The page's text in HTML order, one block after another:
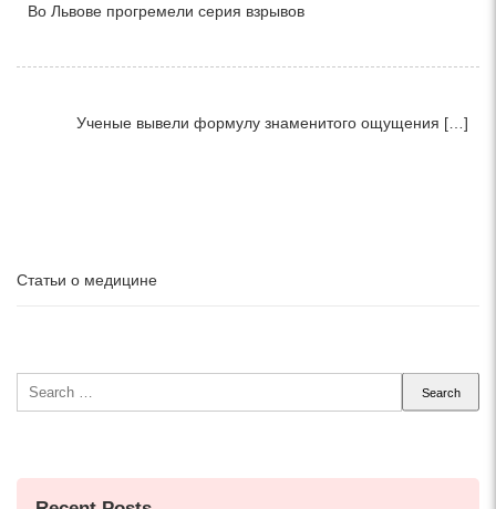
Во Львове прогремели серия взрывов
Ученые вывели формулу знаменитого ощущения […]
Статьи о медицине
for: